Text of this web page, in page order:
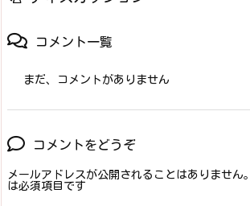
コメント一覧
まだ、コメントがありません
コメントをどうぞ
メールアドレスが公開されることはありません。
は必須項目です